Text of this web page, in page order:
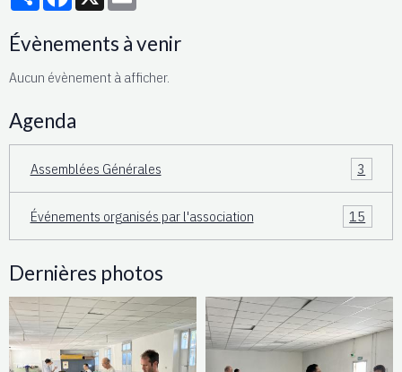
Évènements à venir
Aucun évènement à afficher.
Agenda
Assemblées Générales 3
Événements organisés par l'association 15
Dernières photos